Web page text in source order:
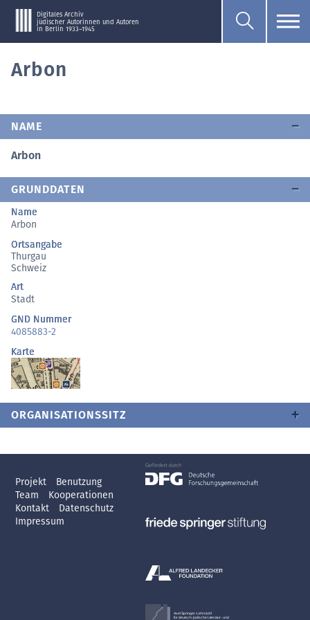
Digitales Archiv
jüdischer Autorinnen und Autoren
in Berlin 1933–1945
Arbon
NAME
Arbon
GRUNDDATEN
Name
Arbon
Ortsangabe
Thurgau
Schweiz
Art
Stadt
GND Nummer
4085883-2
Karte
ORGANISATIONSSITZ
Projekt
Benutzung
Team
Kooperationen
Kontakt
Datenschutz
Impressum
Axel Springer-Lehrstuhl
für deutsch-jüdische Literatur- und